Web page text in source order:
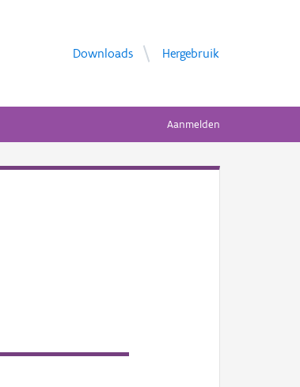
Downloads Hergebruik
Aanmelden